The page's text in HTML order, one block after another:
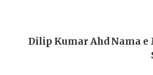
Dilip Kumar Ahd Nama e